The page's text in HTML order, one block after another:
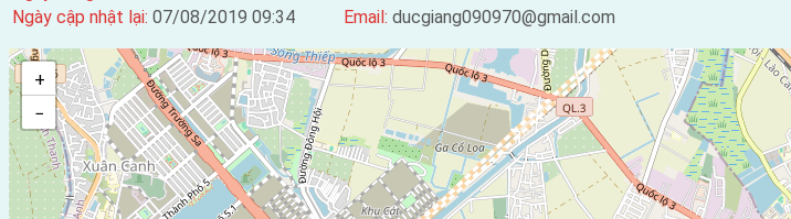
Ngày cập nhật lại: 07/08/2019 09:34 Email: ducgiang090970@gmail.com
+
−